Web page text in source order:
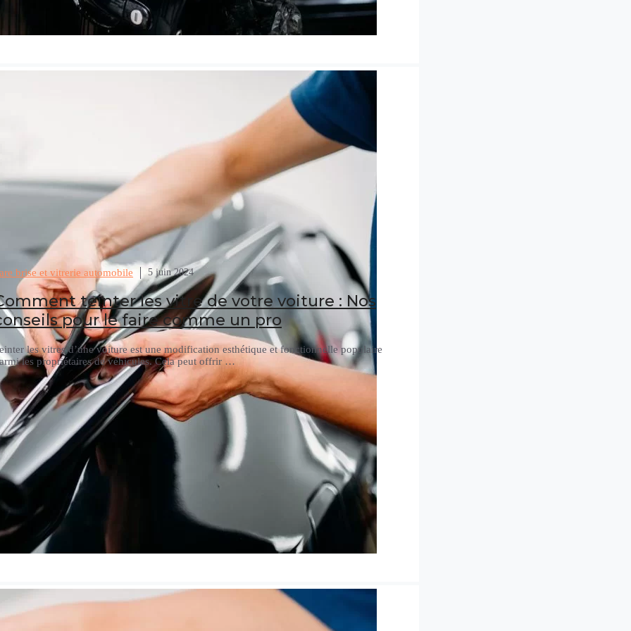
brise et vitrerie automobile 5 juin 2024
teinter les vitre de votre voiture : Nos
pour le faire comme un pro
les vitres d’une voiture est une modification esthétique et fonctionnelle populaire
les propriétaires de véhicules. Cela peut offrir …